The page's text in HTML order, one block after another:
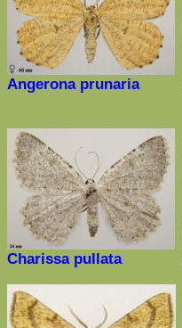
Angerona prunaria
Charissa pullata